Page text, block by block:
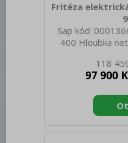
Fritéza
Sap kód:
400 Hloubka
48.00 Šířka
brutto [mm]:
spotřebiče:
Konstruční typ
elektrický [kW]:
118
97 900